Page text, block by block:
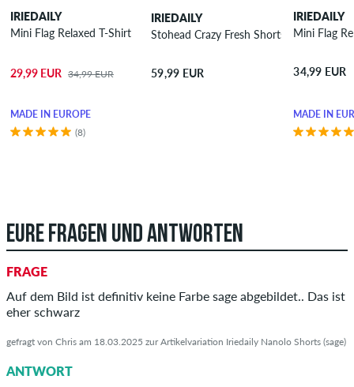
IRIEDAILY
Mini Flag Relaxed T-Shirt
29,99 EUR 34,99 EUR
MADE IN EUROPE
(8)
IRIEDAILY
Stohead Crazy Fresh Shorts
59,99 EUR
IRIEDAILY
Mini Flag
34,99 EUR
MADE IN
EURE FRAGEN UND ANTWORTEN
FRAGE
Auf dem Bild ist definitiv keine Farbe sage abgebildet.. Das ist
eher schwarz
gefragt von Chris am 18.03.2025 zur Artikelvariation Iriedaily Nanolo Shorts (sage)
ANTWORT